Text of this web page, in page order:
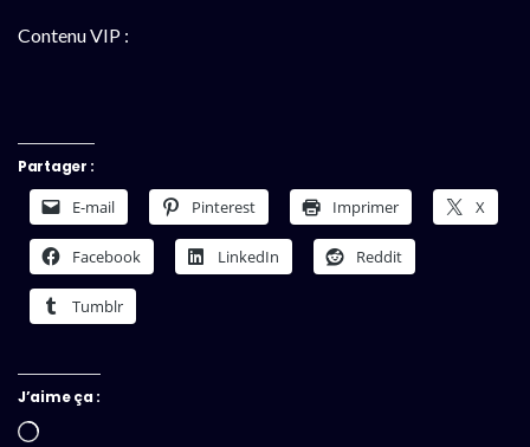
Contenu VIP :
Partager :
E-mail Pinterest Imprimer X
Facebook LinkedIn Reddit
Tumblr
J’aime ça :
Chargement…